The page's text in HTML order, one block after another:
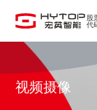
股
代
视频摄像